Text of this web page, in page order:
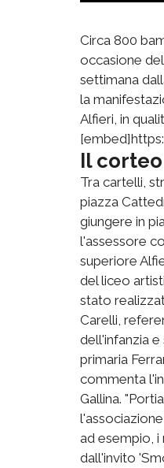
Circa 800
occasione
settimana
la
Alfieri, in
Il corteo
Tra cartelli,
piazza
giungere in
l'assessore
superiore
del liceo
stato
Carelli,
dell'infanzia
primaria
commenta
Gallina.
ad esempio,
dall'invito